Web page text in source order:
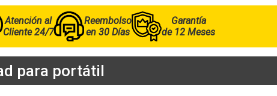
Atención al
Cliente 24/7
Reembolso
en 30 Días
Garantía
de 12 Meses
para portátil